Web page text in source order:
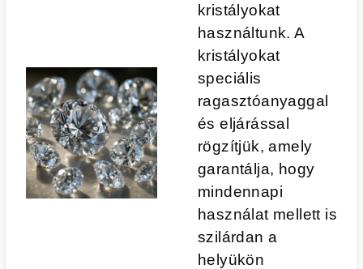
kristályokat
használtunk. A
kristályokat
speciális
ragasztóanyaggal
és eljárással
rögzítjük, amely
garantálja, hogy
mindennapi
használat mellett is
szilárdan a
helyükön